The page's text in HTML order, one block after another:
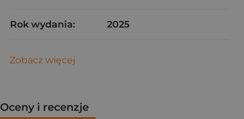
Rok wydania: 2025
Zobacz więcej
Oceny i recenzje